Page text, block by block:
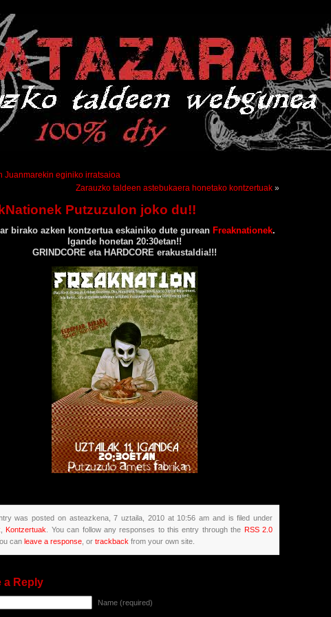
Juanmarekin eginiko irratsaioa
Zarauzko taldeen astebukaera honetako kontzertuak »
Putzuzulon joko du!!
birako azken kontzertua eskainiko dute gurean Freaknationek.
Igande honetan 20:30etan!!
GRINDCORE eta HARDCORE erakustaldia!!!
was posted on asteazkena, 7 uztaila, 2010 at 10:56 am and is filed under
,Kontzertuak . You can follow any responses to this entry through the RSS 2.0
can leave a response , or trackback from your own site.
a Reply
Name (required)